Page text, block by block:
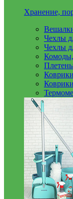
Хранение,
Чехлы
Чехлы
Комоды,